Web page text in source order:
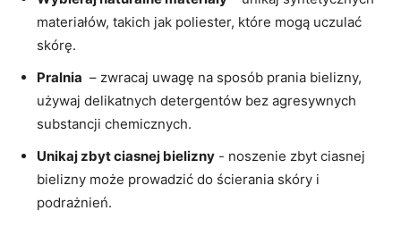
materiałów, ⁣takich jak poliester,‌ które ​mogą uczulać
skórę.
Pralnia ⁣ – zwracaj uwagę na sposób prania bielizny,
używaj delikatnych detergentów bez agresywnych
substancji chemicznych.
Unikaj​ zbyt ⁣ciasnej bielizny ⁣-​ noszenie zbyt ciasnej
bielizny⁢ może prowadzić do ⁤ścierania skóry i
podrażnień.